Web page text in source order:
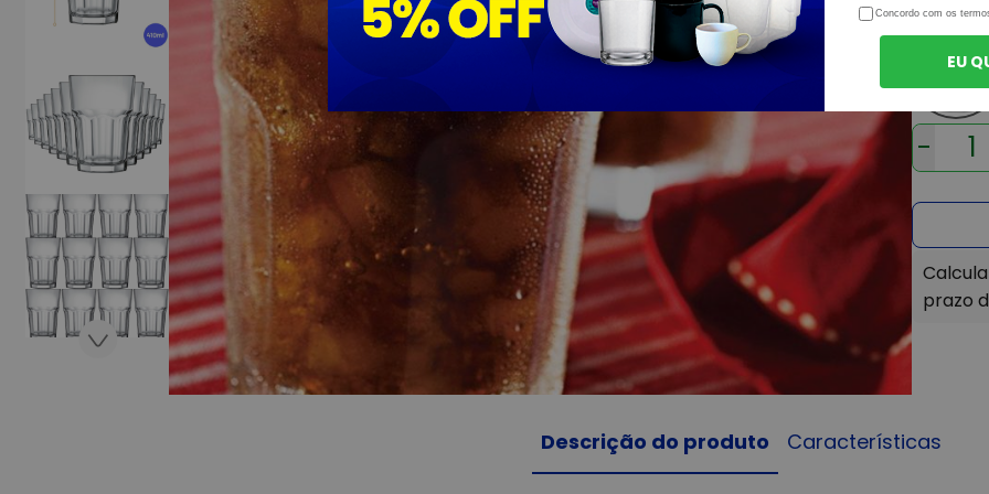
-
Descrição do produto Características
Concordo com os
EU